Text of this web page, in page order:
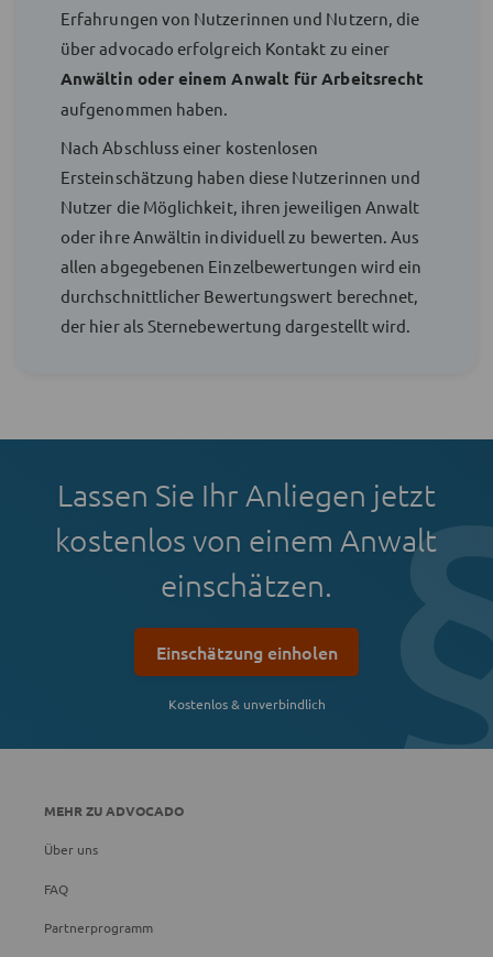
Erfahrungen von Nutzerinnen und Nutzern, die
über advocado erfolgreich Kontakt zu einer
Anwältin oder einem Anwalt für Arbeitsrecht
aufgenommen haben.
Nach Abschluss einer kostenlosen
Ersteinschätzung haben diese Nutzerinnen und
Nutzer die Möglichkeit, ihren jeweiligen Anwalt
oder ihre Anwältin individuell zu bewerten. Aus
allen abgegebenen Einzelbewertungen wird ein
durchschnittlicher Bewertungswert berechnet,
der hier als Sternebewertung dargestellt wird.
Lassen Sie Ihr Anliegen jetzt
kostenlos von einem Anwalt
einschätzen.
Einschätzung einholen
Kostenlos & unverbindlich
MEHR ZU ADVOCADO
Über uns
FAQ
Partnerprogramm